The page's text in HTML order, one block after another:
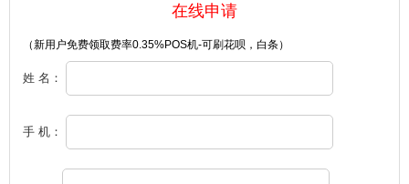
在线申请
（新用户免费领取费率0.35%POS机-可刷花呗，白条）
姓 名：
手 机：